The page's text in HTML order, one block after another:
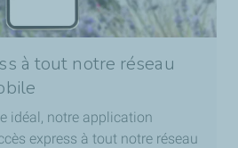
à tout notre réseau
idéal, notre application
express à tout notre réseau